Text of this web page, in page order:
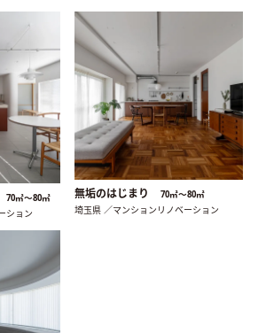
70㎡〜80㎡
ション
無垢のはじまり 70㎡〜80㎡
埼玉県 ／マンションリノベーション